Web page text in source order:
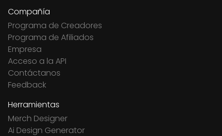
Compañía
Programa de Creadores
Programa de Afiliados
Empresa
Acceso a la API
Contáctanos
Feedback
Herramientas
Merch Designer
Ai Design Generator